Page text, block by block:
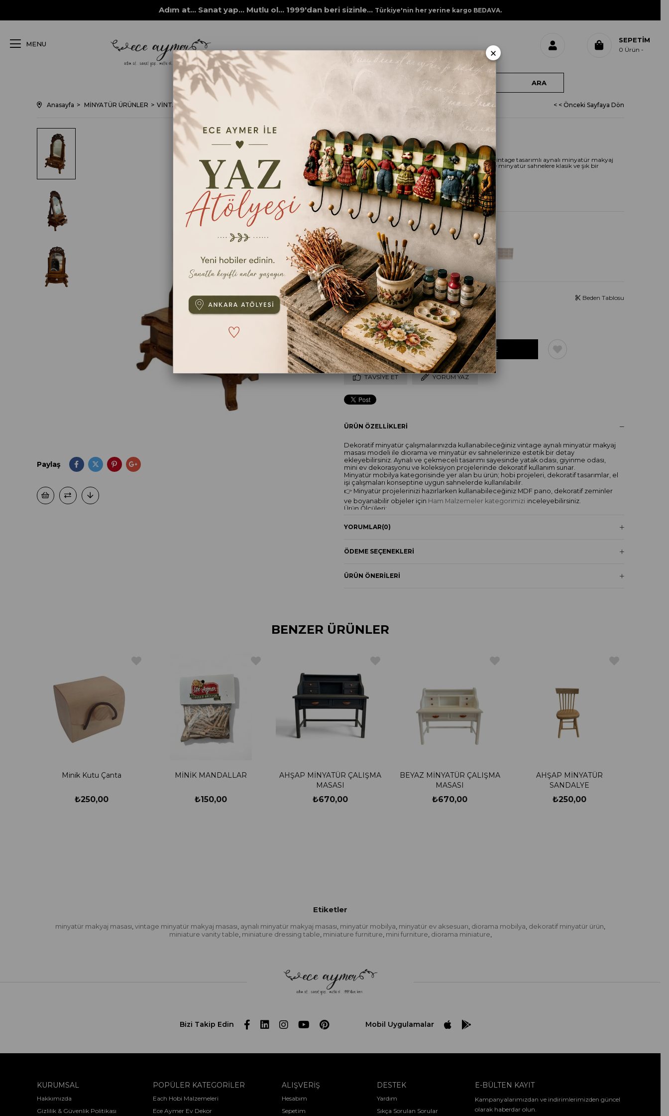
Adım at... Sanat yap... Mutlu ol... 1999'dan beri sizinle... Türkiye'nin her yerine kargo BEDAVA.
MENU SEPETIM
0 Ürün
Anasayfa MİNYATÜR ÜRÜNLER VİNTAGE AYNALI MİNYATÜR MAKYAJ MASASI < < Önceki Sayfaya Dön
Paylaş
VİNTAGE AYNALI MİNYATÜR
MAKYAJ MASASI
Minyatür ev, diorama ve dekoratif hobi projeleri için vintage tasarımlı aynalı minyatür makyaj
masası modeli. Ahşap görünümlü detayları sayesinde minyatür sahnelere klasik ve şık bir
atmosfer kazandırır.
₺750,00
İLGILI ÜRÜNLER
ebat
11x7x4 cm
Beden Tablosu
TAVSIYE ET YORUM YAZ
ÜRÜN ÖZELLIKLERI
Dekoratif minyatür çalışmalarınızda kullanabileceğiniz vintage aynalı minyatür makyaj
masası modeli ile diorama ve minyatür ev sahnelerinize estetik bir detay
ekleyebilirsiniz. Aynalı ve çekmeceli tasarımı sayesinde yatak odası, giyinme odası,
mini ev dekorasyonu ve koleksiyon projelerinde dekoratif kullanım sunar.
Minyatür mobilya kategorisinde yer alan bu ürün; hobi projeleri, dekoratif tasarımlar, el
işi çalışmaları konseptine uygun sahnelerde kullanılabilir.
👉 Minyatür projelerinizi hazırlarken kullanabileceğiniz MDF pano, dekoratif zeminler
ve boyanabilir objeler için Ham Malzemeler kategorimizi inceleyebilirsiniz.
Ürün Ölçüleri:
Ürün Özellikleri:
Dekoratif çekmeceli model
Diorama ve hobi çalışmalarında kullanılabilir
YORUMLAR(0)
ÖDEME SEÇENEKLERI
ÜRÜN ÖNERILERI
BENZER ÜRÜNLER
Minik Kutu Çanta
₺250,00
MİNİK MANDALLAR
₺150,00
AHŞAP MİNYATÜR ÇALIŞMA
MASASI
₺670,00
BEYAZ MİNYATÜR ÇALIŞMA
MASASI
₺670,00
AHŞAP MİNYATÜR
SANDALYE
₺250,00
Etiketler
minyatür makyaj masası, vintage minyatür makyaj masası, aynalı minyatür makyaj masası, minyatür mobilya, minyatür ev aksesuarı, diorama mobilya, dekoratif minyatür ürün,
miniature vanity table, miniature dressing table, miniature furniture, mini furniture, diorama miniature,
Bizi Takip Edin Mobil Uygulamalar
KURUMSAL
Hakkımızda
Gizlilik & Güvenlik Politikası
POPÜLER KATEGORİLER
Each Hobi Malzemeleri
Ece Aymer Ev Dekor
ALIŞVERİŞ
Hesabım
Sepetim
DESTEK
Yardım
Sıkça Sorulan Sorular
E-BÜLTEN KAYIT
Kampanyalarımızdan ve indirimlerimizden güncel
olarak haberdar olun.
×